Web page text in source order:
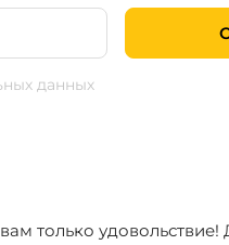
данных
только удовольствие!